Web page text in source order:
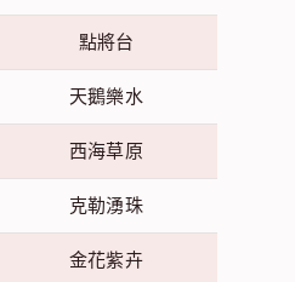
點將台
天鵝樂水
西海草原
克勒湧珠
金花紫卉